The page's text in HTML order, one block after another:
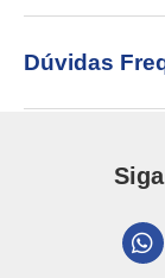
Dúvidas